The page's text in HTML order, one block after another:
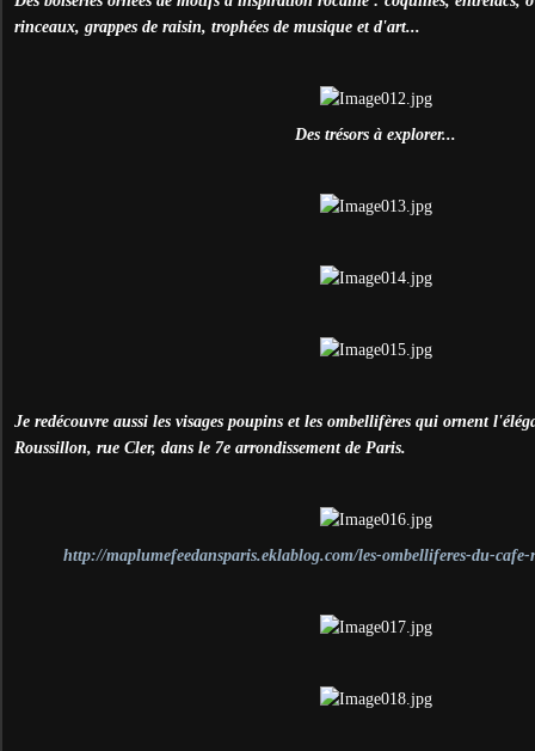
rinceaux, grappes de raisin, trophées de musique et d'art...
Des trésors à explorer...
Je redécouvre aussi les visages poupins et les ombellifères qui ornent
Roussillon, rue Cler, dans le 7e arrondissement de Paris.
http://maplumefeedansparis.eklablog.com/les-ombelliferes-du-